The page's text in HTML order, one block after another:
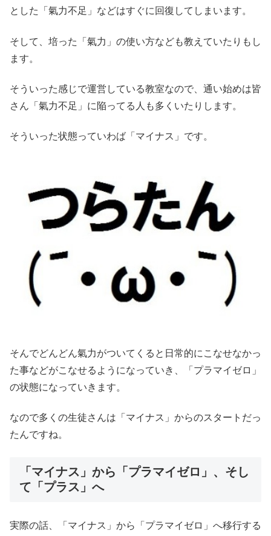
とした「氣力不足」などはすぐに回復してしまいます。
そして、培った「氣力」の使い方なども教えていたりもし
ます。
そういった感じで運営している教室なので、通い始めは皆
さん「氣力不足」に陥ってる人も多くいたりします。
そういった状態っていわば「マイナス」です。
そんでどんどん氣力がついてくると日常的にこなせなかっ
た事などがこなせるようになっていき、「プラマイゼロ」
の状態になっていきます。
なので多くの生徒さんは「マイナス」からのスタートだっ
たんですね。
「マイナス」から「プラマイゼロ」、そし
て「プラス」へ
実際の話、「マイナス」から「プラマイゼロ」へ移行する